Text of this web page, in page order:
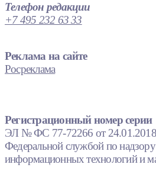
Телефон редакции
+7 495 232 63 33
Реклама на сайте
Росреклама
Регистрационный номер серии
ЭЛ № ФС 77-72266 от 24.01.2018.
Федеральной службой по надзору
информационных технологий и